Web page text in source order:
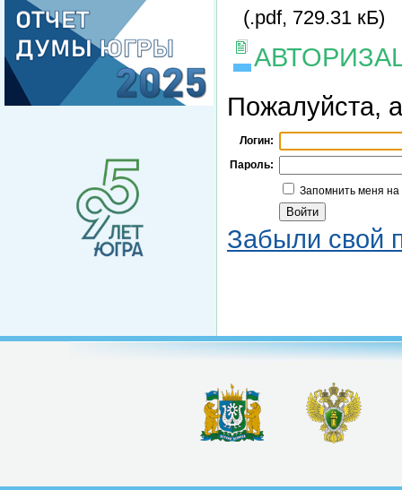
(.pdf, 729.31 кБ)
Пожалуйста,
Логин:
Пароль:
Запомнить меня
Забыли свой